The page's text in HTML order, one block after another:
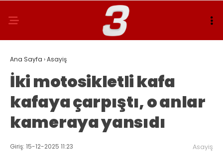
Ana Sayfa ›Asayiş
İki motosikletli kafa
kafaya çarpıştı, o anlar
kameraya yansıdı
Giriş: 15-12-2025 11:23 Asayiş